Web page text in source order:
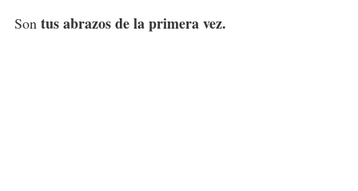
Son tus abrazos de la primera vez.